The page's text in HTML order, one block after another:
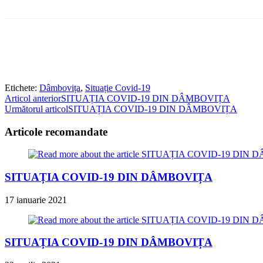
Etichete: Dâmbovița, Situație Covid-19
Read
more
articles
Articol anteriorSITUAȚIA COVID-19 DIN DÂMBOVIȚA
Următorul articolSITUAȚIA COVID-19 DIN DÂMBOVIȚA
Articole recomandate
SITUAȚIA COVID-19 DIN DÂMBOVIȚA
17 ianuarie 2021
SITUAȚIA COVID-19 DIN DÂMBOVIȚA